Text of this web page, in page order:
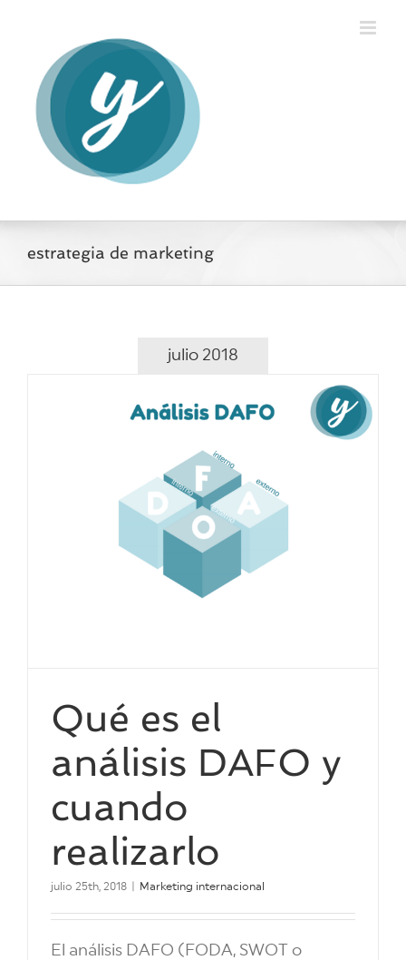
contenido
estrategia de marketing
julio 2018
Qué es el
análisis DAFO y
cuando
realizarlo
julio 25th, 2018 Marketing internacional
El análisis DAFO (FODA, SWOT o